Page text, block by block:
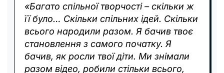
«Багато спільної творчості – скільки ж
її було… Скільки спільних ідей. Скільки
всього народили разом. Я бачив твоє
становлення з самого початку. Я
бачив, як росли твої діти. Ми знімали
разом відео, робили стільки всього,